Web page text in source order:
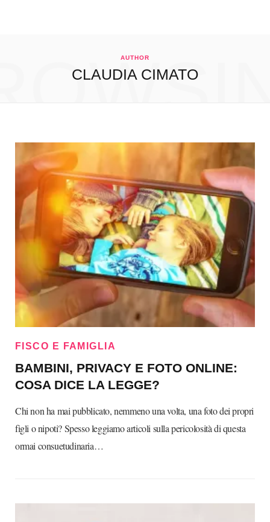
AUTHOR
CLAUDIA CIMATO
FISCO E FAMIGLIA
BAMBINI, PRIVACY E FOTO ONLINE:
COSA DICE LA LEGGE?
Chi non ha mai pubblicato, nemmeno una volta, una foto dei propri
figli o nipoti? Spesso leggiamo articoli sulla pericolosità di questa
ormai consuetudinaria…